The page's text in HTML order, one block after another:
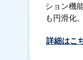
ション機
も円滑化。
詳細はこ